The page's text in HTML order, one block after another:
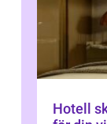
Hotell skåne så hittar